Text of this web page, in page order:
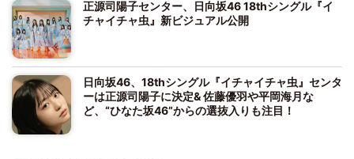
正源司陽子センター、日向坂46 18thシングル『イ
チャイチャ虫』新ビジュアル公開
日向坂46、18thシングル『イチャイチャ虫』センタ
ーは正源司陽子に決定& 佐藤優羽や平岡海月な
ど、“ひなた坂46”からの選抜入りも注目！